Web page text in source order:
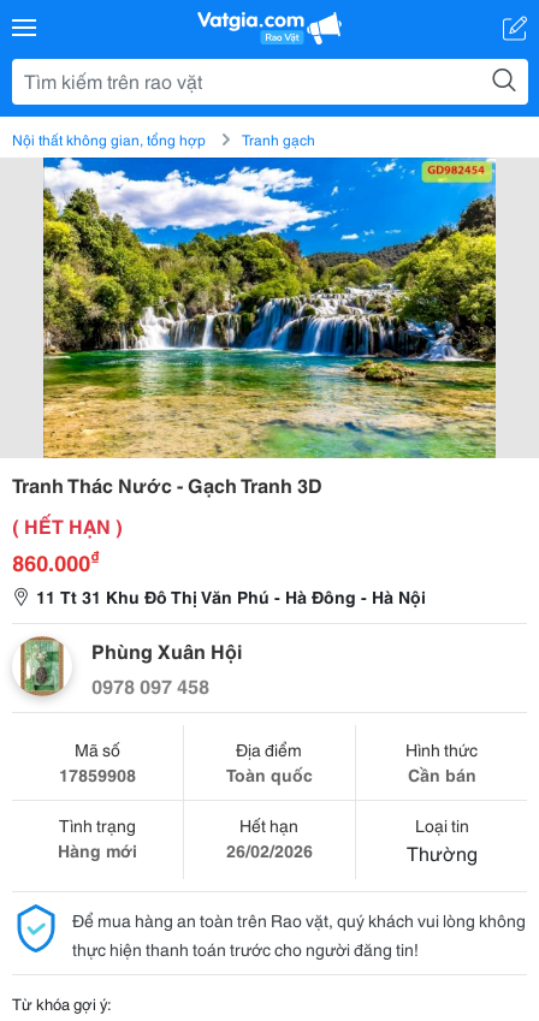
Nội thất không gian, tổng hợp Tranh gạch
Tranh Thác Nước - Gạch Tranh 3D
( HẾT HẠN )
860.000₫
11 Tt 31 Khu Đô Thị Văn Phú - Hà Đông - Hà Nội
Phùng Xuân Hội
0978 097 458
Mã số
17859908
Địa điểm
Toàn quốc
Hình thức
Cần bán
Tình trạng
Hàng mới
Hết hạn
26/02/2026
Loại tin
Thường
Để mua hàng an toàn trên Rao vặt, quý khách vui lòng không
thực hiện thanh toán trước cho người đăng tin!
Từ khóa gợi ý: